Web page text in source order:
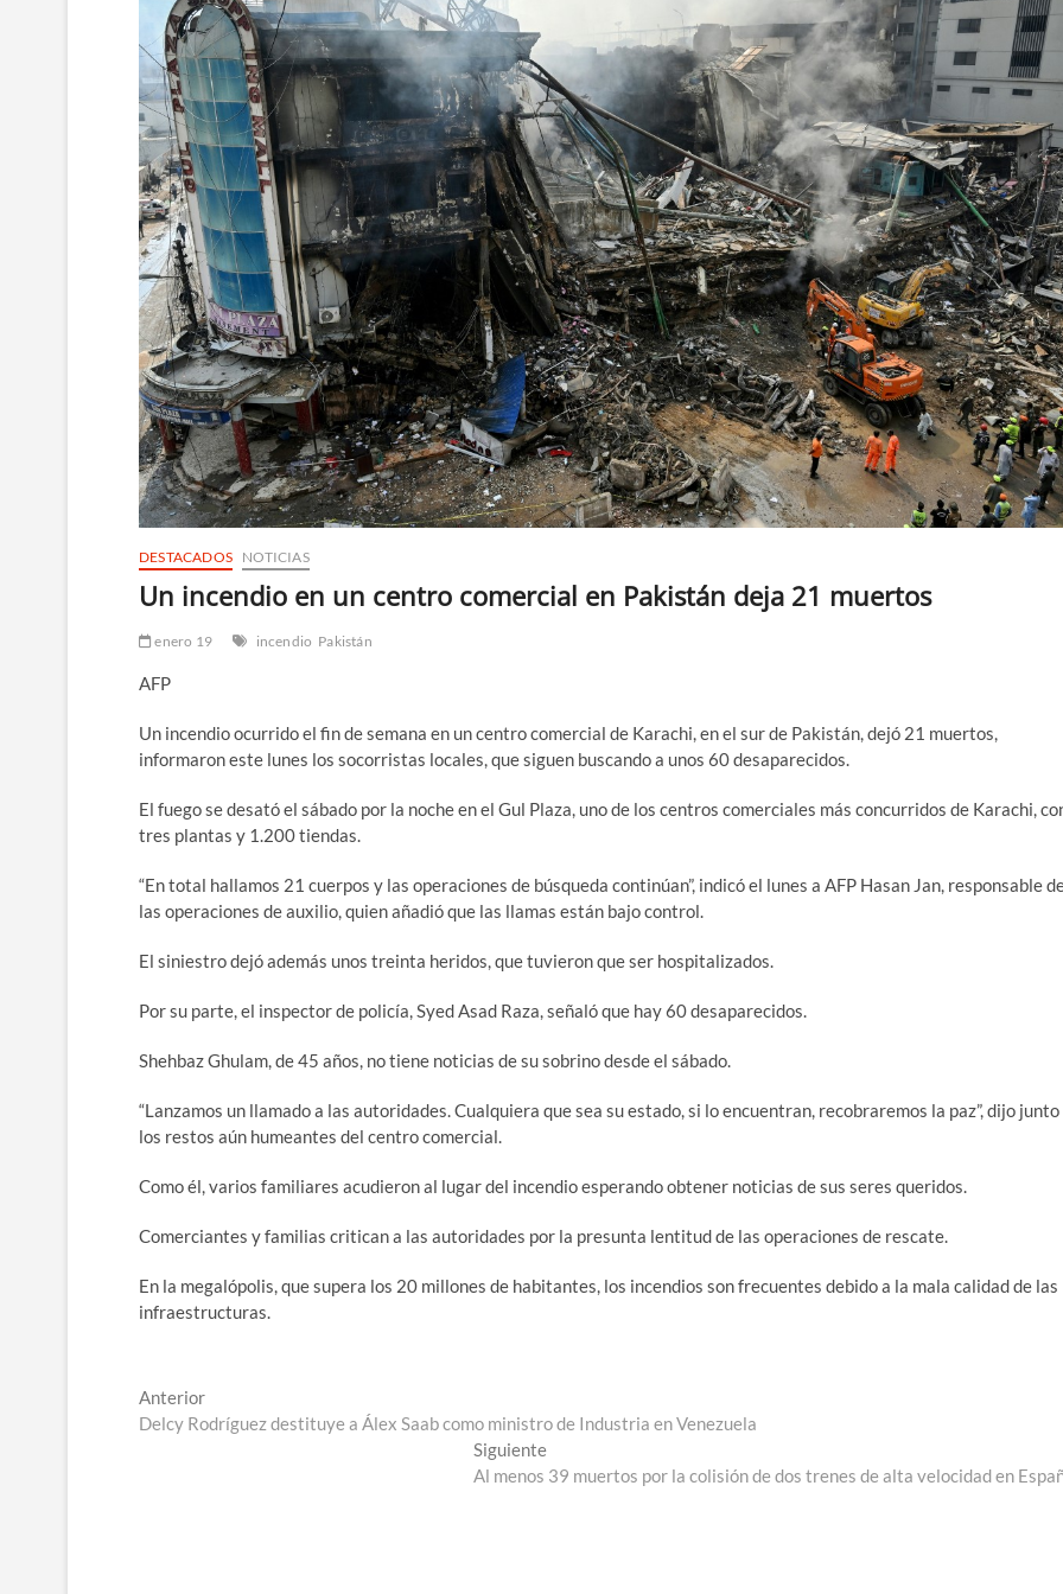
DESTACADOS NOTICIAS
Un incendio en un centro comercial en Pakistán deja 21 muertos
enero 19 incendio Pakistán
AFP
Un incendio ocurrido el fin de semana en un centro comercial de Karachi, en el sur de Pakistán, dejó 21 muertos,
informaron este lunes los socorristas locales, que siguen buscando a unos 60 desaparecidos.
El fuego se desató el sábado por la noche en el Gul Plaza, uno de los centros comerciales más concurridos de Karachi,
tres plantas y 1.200 tiendas.
“En total hallamos 21 cuerpos y las operaciones de búsqueda continúan”, indicó el lunes a AFP Hasan Jan, responsable
las operaciones de auxilio, quien añadió que las llamas están bajo control.
El siniestro dejó además unos treinta heridos, que tuvieron que ser hospitalizados.
Por su parte, el inspector de policía, Syed Asad Raza, señaló que hay 60 desaparecidos.
Shehbaz Ghulam, de 45 años, no tiene noticias de su sobrino desde el sábado.
“Lanzamos un llamado a las autoridades. Cualquiera que sea su estado, si lo encuentran, recobraremos la paz”, dijo junto
los restos aún humeantes del centro comercial.
Como él, varios familiares acudieron al lugar del incendio esperando obtener noticias de sus seres queridos.
Comerciantes y familias critican a las autoridades por la presunta lentitud de las operaciones de rescate.
En la megalópolis, que supera los 20 millones de habitantes, los incendios son frecuentes debido a la mala calidad de las
infraestructuras.
Navegación
de
AnteriorEntrada
anterior:
Delcy Rodríguez destituye a Álex Saab como ministro de Industria en Venezuela
SiguienteEntrada
siguiente:
Al menos 39 muertos por la colisión de dos trenes de alta velocidad en